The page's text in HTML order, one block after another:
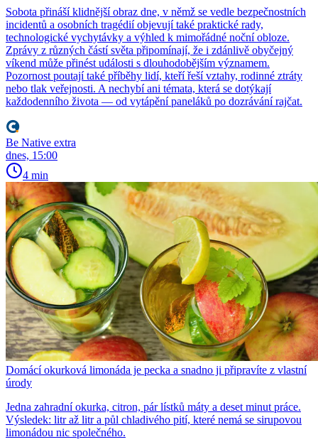
Sobota přináší klidnější obraz dne, v němž se vedle bezpečnostních
incidentů a osobních tragédií objevují také praktické rady,
technologické vychytávky a výhled k mimořádné noční obloze.
Zprávy z různých částí světa připomínají, že i zdánlivě obyčejný
víkend může přinést události s dlouhodobějším významem.
Pozornost poutají také příběhy lidí, kteří řeší vztahy, rodinné ztráty
nebo tlak veřejnosti. A nechybí ani témata, která se dotýkají
každodenního života — od vytápění paneláků po dozrávání rajčat.
Be Native extra
dnes, 15:00
4 min
Domácí okurková limonáda je pecka a snadno ji připravíte z vlastní
úrody
Jedna zahradní okurka, citron, pár lístků máty a deset minut práce.
Výsledek: litr až litr a půl chladivého pití, které nemá se sirupovou
limonádou nic společného.